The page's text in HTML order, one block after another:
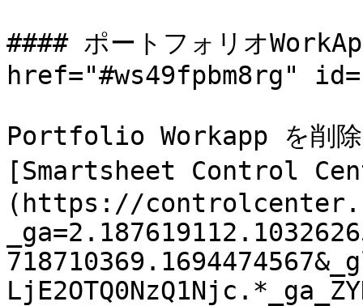
#### ポートフォリオ
href="#ws49fpbm8rg"
Portfolio Workapp を削除
[Smartsheet Control
(https://